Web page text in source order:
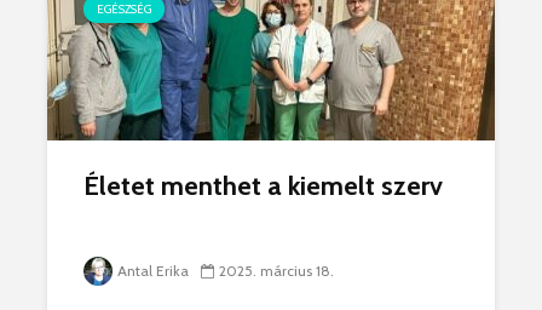
EGÉSZSÉG
Életet menthet a kiemelt szerv
Antal Erika 2025. március 18.